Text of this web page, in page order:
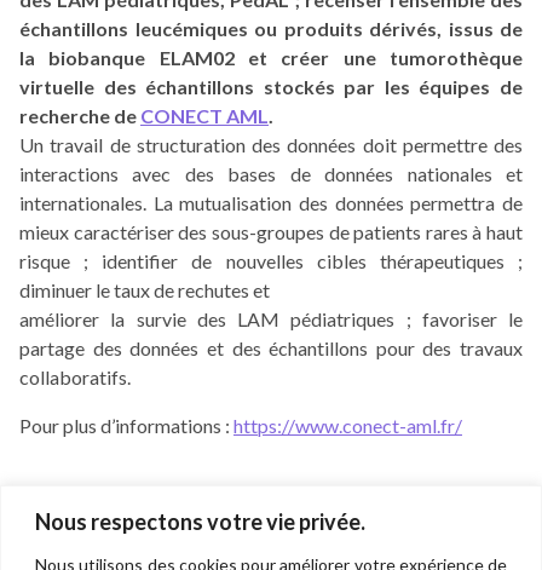
Nous respectons votre vie privée.
Nous utilisons des cookies pour améliorer votre expérience de
échantillons leucémiques ou produits dérivés, issus de
la biobanque ELAM02 et créer une tumorothèque
virtuelle des échantillons stockés par les équipes de
recherche de CONECT AML.
Un travail de structuration des données doit permettre des
interactions avec des bases de données nationales et
internationales. La mutualisation des données permettra de
mieux caractériser des sous-groupes de patients rares à haut
risque ; identifier de nouvelles cibles thérapeutiques ;
diminuer le taux de rechutes et
améliorer la survie des LAM pédiatriques ; favoriser le
partage des données et des échantillons pour des travaux
collaboratifs.
Pour plus d’informations : https://www.conect-aml.fr/
Navigation
de